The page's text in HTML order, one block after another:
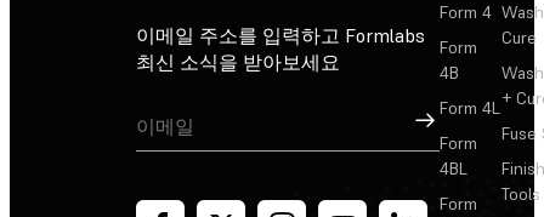
이메일 주소를 입력하고 Formlabs
최신 소식을 받아보세요
가입
Form 4
Form
4B
Form 4L
Form
4BL
Form
Cure
+
Fuse
Tools